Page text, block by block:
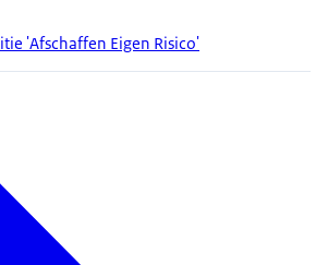
'Afschaffen Eigen Risico'